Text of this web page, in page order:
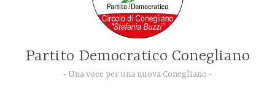
Partito Democratico Conegliano
Una voce per una nuova Conegliano